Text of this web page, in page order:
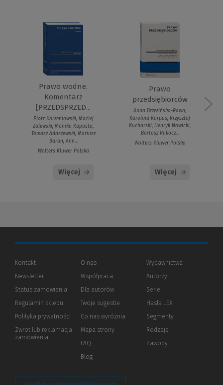
Prawo wodne.
Komentarz
[PRZEDSPRZED...
Piotr Korzeniowski, Maciej
Zalewski, Monika Kapusta,
Tomasz Adaszewski, Mariusz
Baran, Ann...
Wolters Kluwer Polska
Więcej
Prawo
przedsiębiorców
Anna Brzezińska-Rawa,
Karolina Karpus, Krzysztof
Kucharski, Henryk Nowicki,
Bartosz Rakocz...
Wolters Kluwer Polska
Więcej
Kontakt
Newsletter
Status zamówienia
Regulamin sklepu
Polityka prywatności (Nowe
(Link
innej
Zwrot lub reklamacja
zamówienia
O nas
Współpraca
Dla autorów(Nowe
(Link
innej
strony)
Twoje sugestie
Co nas wyróżnia
Mapa strony
FAQ
Blog
Wydawnictwa
Autorzy
Serie
Hasła LEX
Segmenty
Rodzaje
Zawody
Zarządzaj preferencjami plików cookie